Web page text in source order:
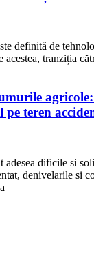
definită de
acestea, tranziția
teren
adesea dificile si
denivelarile si